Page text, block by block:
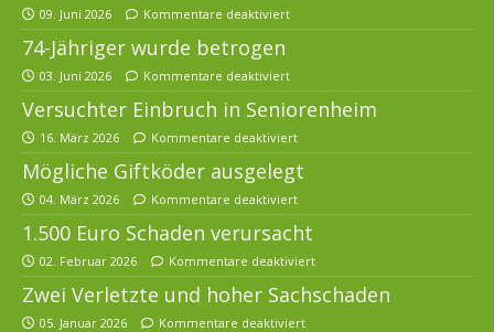
09. Juni 2026 Kommentare deaktiviert
74-Jähriger wurde betrogen
03. Juni 2026 Kommentare deaktiviert
Versuchter Einbruch in Seniorenheim
16. März 2026 Kommentare deaktiviert
Mögliche Giftköder ausgelegt
04. März 2026 Kommentare deaktiviert
1.500 Euro Schaden verursacht
02. Februar 2026 Kommentare deaktiviert
Zwei Verletzte und hoher Sachschaden
05. Januar 2026 Kommentare deaktiviert